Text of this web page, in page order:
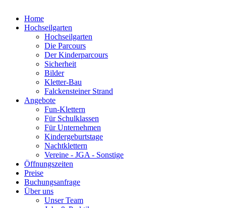
Home
Hochseilgarten
Hochseilgarten
Die Parcours
Der Kinderparcours
Sicherheit
Bilder
Kletter-Bau
Falckensteiner Strand
Angebote
Fun-Klettern
Für Schulklassen
Für Unternehmen
Kindergeburtstage
Nachtklettern
Vereine - JGA - Sonstige
Öffnungszeiten
Preise
Buchungsanfrage
Über uns
Unser Team